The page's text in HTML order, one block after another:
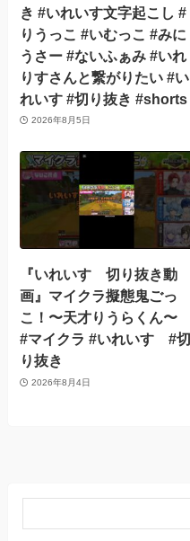
き #いれいす文字起こし #
りうっこ #いむっこ #みに
うさー #ないふぁみ #いれ
りすさんと繋がりたい #い
れいす #切り抜き #shorts
2026年8月5日
『いれいす 切り抜き動
画』マイクラ擬態鬼ごっ
こ！〜天才りうらくん〜
#マイクラ #いれいす #切
り抜き
2026年8月4日